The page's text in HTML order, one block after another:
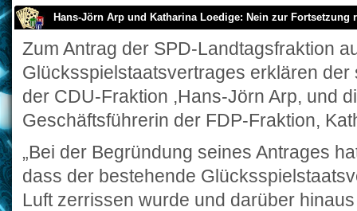
Hans-Jörn Arp und Katharina Loedige: Nein zur
Zum Antrag der SPD-Landtagsfraktion
Glücksspielstaatsvertrages erklären
der CDU-Fraktion ,Hans-Jörn Arp, und
Geschäftsführerin der FDP-Fraktion,
„Bei der Begründung seines Antrages
dass der bestehende
Luft zerrissen wurde und darüber